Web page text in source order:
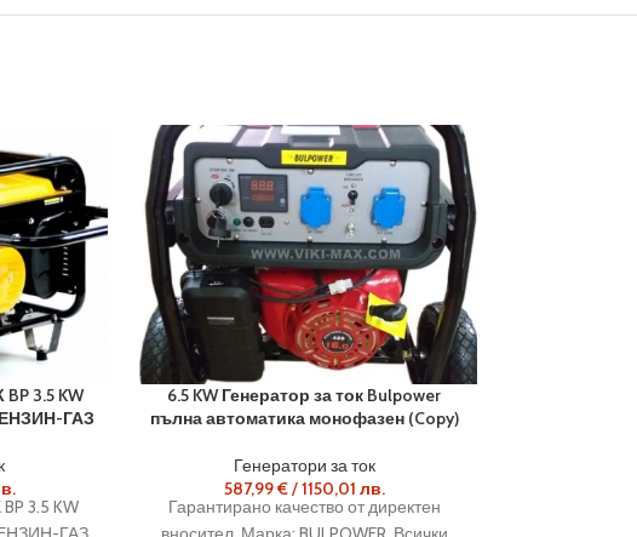
3.5 KW
ГАЗ
3.5 KW
6.5 KW Генератор за ток Bulpower
пълна автоматика монофазен (Copy)
Генератори за ток
587,99€/1150,01 лв.
Гарантирано качество от директен